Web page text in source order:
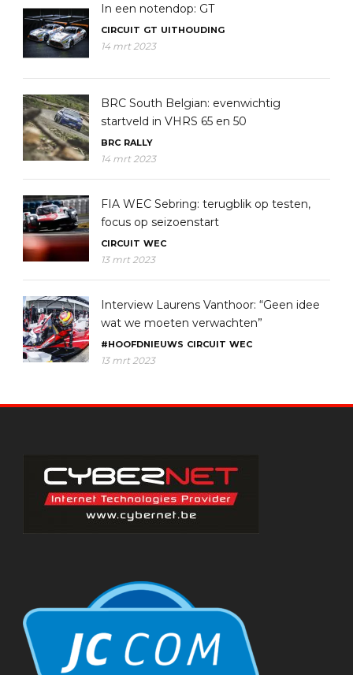
In een notendop: GT
CIRCUIT GT UITHOUDING
14 mrt 2023
BRC South Belgian: evenwichtig
startveld in VHRS 65 en 50
BRC RALLY
14 mrt 2023
FIA WEC Sebring: terugblik op testen,
focus op seizoenstart
CIRCUIT WEC
13 mrt 2023
Interview Laurens Vanthoor: “Geen idee
wat we moeten verwachten”
#HOOFDNIEUWS CIRCUIT WEC
13 mrt 2023